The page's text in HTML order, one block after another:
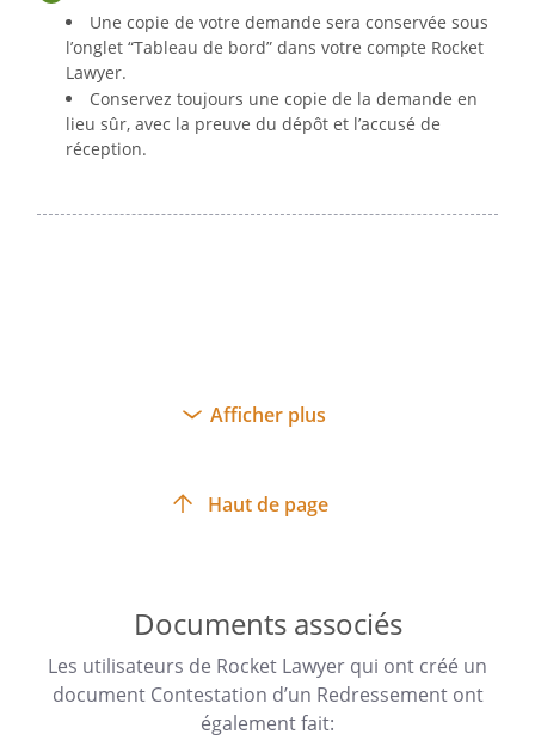
Une copie de votre demande sera conservée sous
l’onglet “Tableau de bord” dans votre compte Rocket
Lawyer.
Conservez toujours une copie de la demande en
lieu sûr, avec la preuve du dépôt et l’accusé de
réception.
Afficher plus
Haut de page
Documents associés
Les utilisateurs de Rocket Lawyer qui ont créé un
document Contestation d’un Redressement ont
également fait: